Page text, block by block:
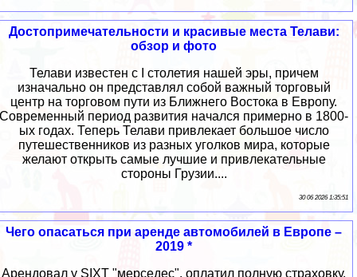
Достопримечательности и красивые места Телави:
обзор и фото
Телави известен с I столетия нашей эры, причем
изначально он представлял собой важный торговый
центр на торговом пути из Ближнего Востока в Европу.
Современный период развития начался примерно в 1800-
ых годах. Теперь Телави привлекает большое число
путешественников из разных уголков мира, которые
желают открыть самые лучшие и привлекательные
стороны Грузии....
30 06 2026 1:35:51
Чего опасаться при аренде автомобилей в Европе –
2019 *
Арендовал у SIXT "мерседес", оплатил полную страховку,